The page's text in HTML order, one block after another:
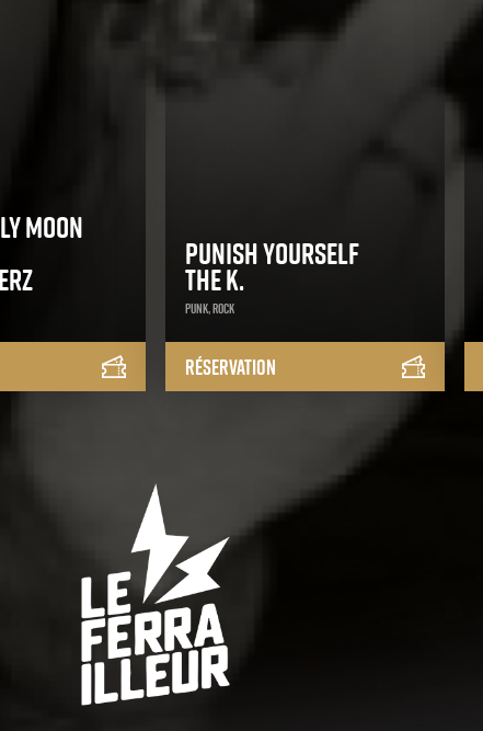
Moon
Punish Yourself
The K.
Punk, Rock
Réservation